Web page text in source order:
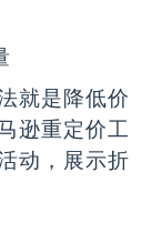
就是降低价
逊重定价工
动，展示折